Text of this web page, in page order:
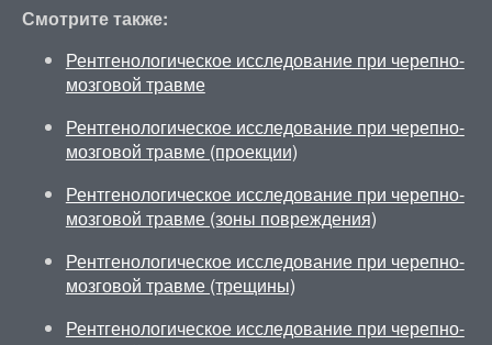
Смотрите также:
Рентгенологическое исследование при черепно-
мозговой травме
Рентгенологическое исследование при черепно-
мозговой травме (проекции)
Рентгенологическое исследование при черепно-
мозговой травме (зоны повреждения)
Рентгенологическое исследование при черепно-
мозговой травме (трещины)
Рентгенологическое исследование при черепно-